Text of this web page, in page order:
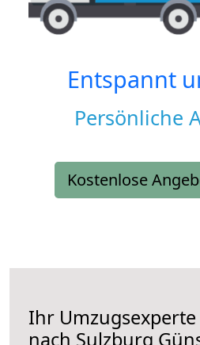
Entspannt
Persönliche
Kostenlose
Ihr
nach Sulzburg